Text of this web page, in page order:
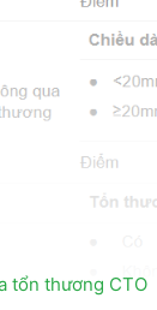
tổn thương CTO